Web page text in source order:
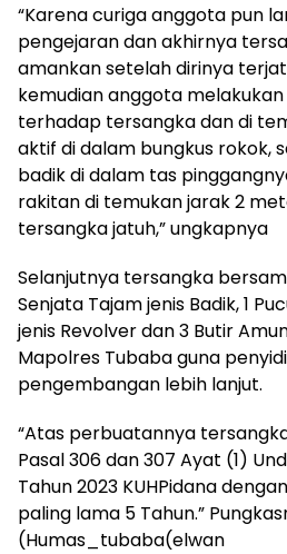
“Karena curiga anggota pun
pengejaran dan akhirnya
amankan setelah dirinya
kemudian anggota
terhadap tersangka dan di
aktif di dalam bungkus rokok,
badik di dalam tas
rakitan di temukan jarak 2
tersangka jatuh,” ungkapnya
Selanjutnya tersangka
Senjata Tajam jenis Badik, 1
jenis Revolver dan 3 Butir
Mapolres Tubaba guna
pengembangan lebih lanjut.
“Atas perbuatannya
Pasal 306 dan 307 Ayat (1)
Tahun 2023 KUHPidana
paling lama 5 Tahun.”
(Humas_tubaba(elwan